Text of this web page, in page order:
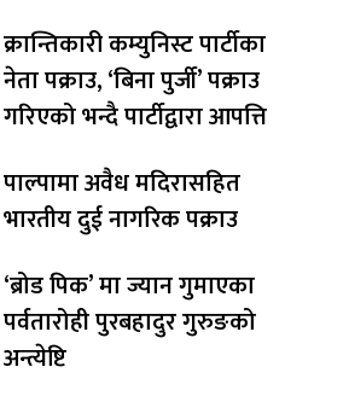
क्रान्तिकारी कम्युनिस्ट पार्टीका
नेता पक्राउ, ‘बिना पुर्जी’ पक्राउ
गरिएको भन्दै पार्टीद्वारा आपत्ति
पाल्पामा अवैध मदिरासहित
भारतीय दुई नागरिक पक्राउ
‘ब्रोड पिक’ मा ज्यान गुमाएका
पर्वतारोही पुरबहादुर गुरुङको
अन्त्येष्टि